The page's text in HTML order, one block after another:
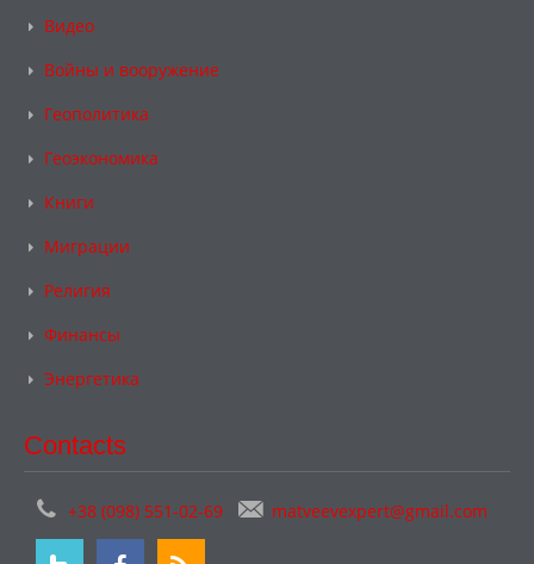
Видео
Войны и вооружение
Геополитика
Геоэкономика
Книги
Миграции
Религия
Финансы
Энергетика
Contacts
+38 (098) 551-02-69 matveevexpert@gmail.com